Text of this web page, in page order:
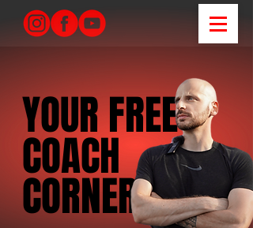
YOUR FREE
COACH
CORNER
YOUR FREE
COACH
CORNER